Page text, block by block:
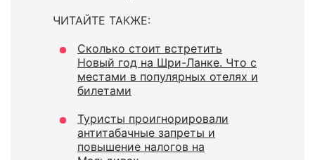
ЧИТАЙТЕ ТАКЖЕ:
Сколько стоит встретить
Новый год на Шри-Ланке. Что с
местами в популярных отелях и
билетами
Туристы проигнорировали
антитабачные запреты и
повышение налогов на